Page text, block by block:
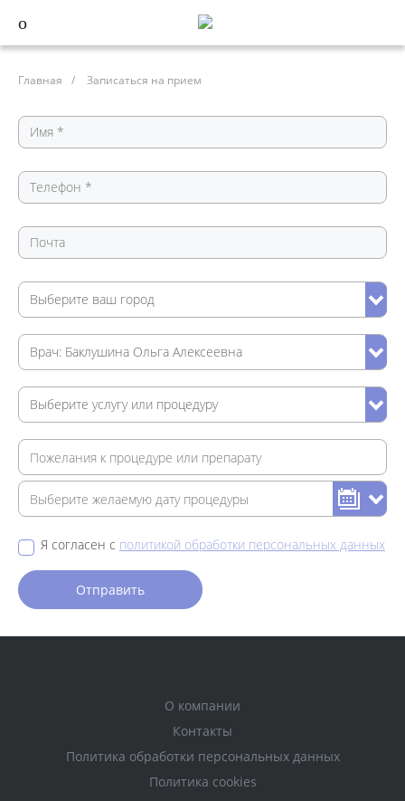
Главная / Записаться на прием
Я согласен с политикой обработки персональных данных
О компании
Контакты
Политика обработки персональных данных
Политика cookies